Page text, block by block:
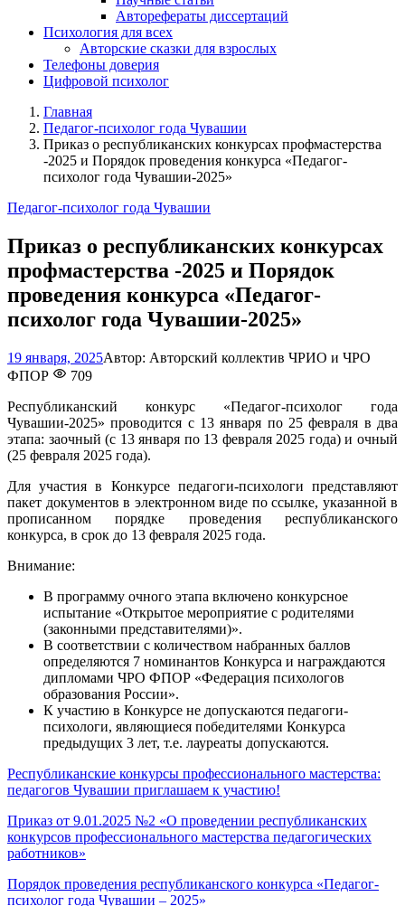
Авторефераты диссертаций
Психология для всех
Авторские сказки для взрослых
Телефоны доверия
Цифровой психолог
Главная
Педагог-психолог года Чувашии
Приказ о республиканских конкурсах профмастерства
-2025 и Порядок проведения конкурса «Педагог-
психолог года Чувашии-2025»
Педагог-психолог года Чувашии
Приказ о республиканских конкурсах
профмастерства -2025 и Порядок
проведения конкурса «Педагог-
психолог года Чувашии-2025»
19 января, 202514
Автор: Авторский коллектив ЧРИО и ЧРО
ФПОР
709
Республиканский конкурс «Педагог-психолог года
Чувашии-2025» проводится с 13 января по 25 февраля в два
этапа: заочный (с 13 января по 13 февраля 2025 года) и очный
(25 февраля 2025 года).
Для участия в Конкурсе педагоги-психологи представляют
пакет документов в электронном виде по ссылке, указанной в
прописанном порядке проведения республиканского
конкурса, в срок до 13 февраля 2025 года.
Внимание:
В программу очного этапа включено конкурсное
испытание «Открытое мероприятие с родителями
(законными представителями)».
В соответствии с количеством набранных баллов
определяются 7 номинантов Конкурса и награждаются
дипломами ЧРО ФПОР «Федерация психологов
образования России».
К участию в Конкурсе не допускаются педагоги-
психологи, являющиеся победителями Конкурса
предыдущих 3 лет, т.е. лауреаты допускаются.
Республиканские конкурсы профессионального мастерства:
педагогов Чувашии приглашаем к участию!
Приказ от 9.01.2025 №2 «О проведении республиканских
конкурсов профессионального мастерства педагогических
работников»
Порядок проведения республиканского конкурса «Педагог-
психолог года Чувашии – 2025»